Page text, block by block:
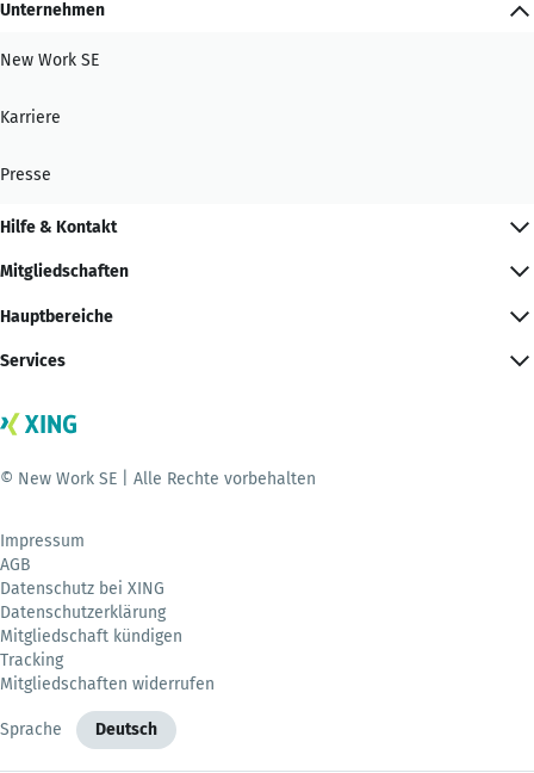
Unternehmen
New Work SE
Karriere
Presse
Hilfe & Kontakt
Mitgliedschaften
Hauptbereiche
Services
© New Work SE | Alle Rechte vorbehalten
Impressum
AGB
Datenschutz bei XING
Datenschutzerklärung
Mitgliedschaft kündigen
Tracking
Mitgliedschaften widerrufen
Sprache Deutsch